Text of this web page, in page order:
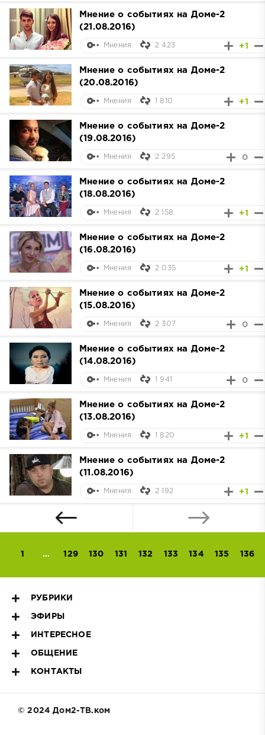
Мнение о событиях на Доме-2
(21.08.2016)
+1
Мнения 2 423
Мнение о событиях на Доме-2
(20.08.2016)
+1
Мнения 1 810
Мнение о событиях на Доме-2
(19.08.2016)
0
Мнения 2 295
Мнение о событиях на Доме-2
(18.08.2016)
+1
Мнения 2 158
Мнение о событиях на Доме-2
(16.08.2016)
+1
Мнения 2 035
Мнение о событиях на Доме-2
(15.08.2016)
0
Мнения 2 307
Мнение о событиях на Доме-2
(14.08.2016)
0
Мнения 1 941
Мнение о событиях на Доме-2
(13.08.2016)
+1
Мнения 1 820
Мнение о событиях на Доме-2
(11.08.2016)
+1
Мнения 2 192
1 ... 129 130 131 132 133 134 135 136
РУБРИКИ
ЭФИРЫ
ИНТЕРЕСНОЕ
ОБЩЕНИЕ
КОНТАКТЫ
© 2024 Дом2-ТВ.ком